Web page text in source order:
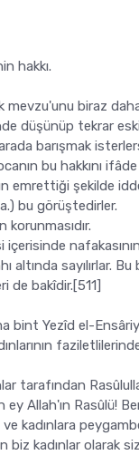
hakkı.
biraz
düşünüp tekrar
ba­rışmak
bu hakkını
emrettiği şekilde
Hanife (r.a.)
korunmasıdır.
içerisinde
altında sayı­lırlar.
de bakîdir.[511]
bint Yezîd el-
tarafından
Allah'ın Rasûlü!
kadınlara
kadınlar olarak